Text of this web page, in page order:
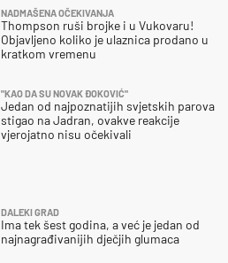
NADMAŠENA OČEKIVANJA
Thompson ruši brojke i u Vukovaru!
Objavljeno koliko je ulaznica prodano u
kratkom vremenu
"KAO DA SU NOVAK ĐOKOVIĆ"
Jedan od najpoznatijih svjetskih parova
stigao na Jadran, ovakve reakcije
vjerojatno nisu očekivali
DALEKI GRAD
Ima tek šest godina, a već je jedan od
najnagrađivanijih dječjih glumaca